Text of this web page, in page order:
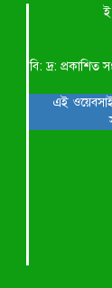
বি: দ্র:
এই